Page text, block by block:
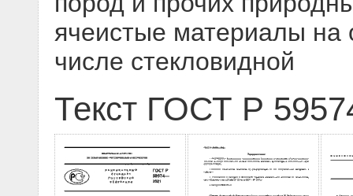
ячеистые материалы на
числе стекловидной
Текст ГОСТ Р